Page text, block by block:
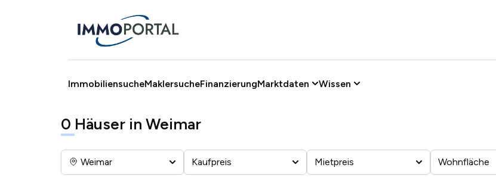
ImmobiliensucheMaklersucheFinanzierungMarktdaten Wissen
0 Häuser in Weimar
Weimar Kaufpreis Mietpreis Wohnfläche